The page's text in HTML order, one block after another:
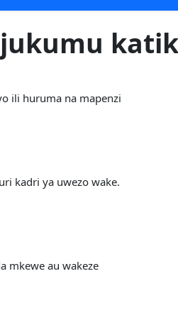
ili huruma na mapenzi
kadri ya uwezo wake.
mkewe au wakeze